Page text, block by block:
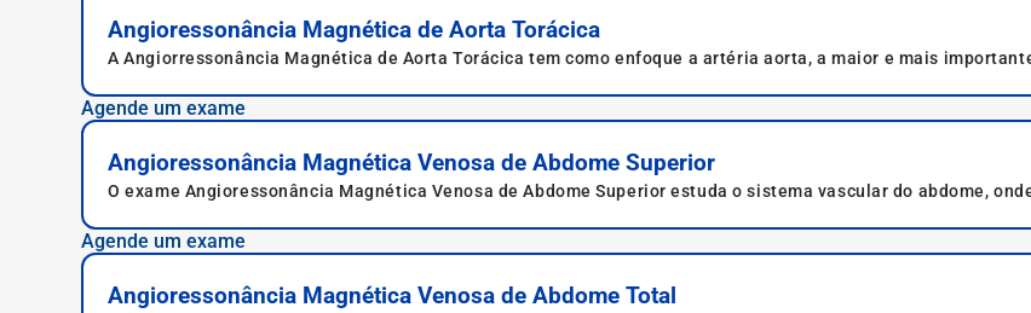
Angioressonância Magnética de Aorta Torácica
A Angiorressonância Magnética de Aorta Torácica tem como enfoque a artéria aorta, a maior e mais
Agende um exame
Angioressonância Magnética Venosa de Abdome Superior
O exame Angioressonância Magnética Venosa de Abdome Superior estuda o sistema vascular do abdome,
Agende um exame
Angioressonância Magnética Venosa de Abdome Total